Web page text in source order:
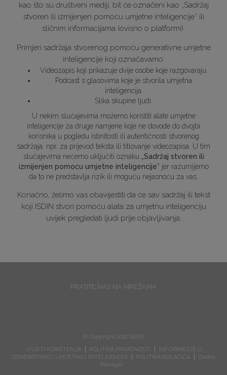
kao što su društveni mediji, bit će označeni kao „Sadržaj
stvoren ili izmijenjen pomoću umjetne inteligencije” ili
sličnim informacijama (ovisno o platformi).
Primjeri sadržaja stvorenog pomoću generativne umjetne
inteligencije koji označavamo:
Videozapis koji prikazuje dvije osobe koje razgovaraju.
Podcast s glasovima koje je stvorila umjetna
inteligencija.
Slika skupine ljudi.
U nekim slučajevima možemo koristiti alate umjetne
inteligencije za druge namjene koje ne dovode do dvojbi
korisnika u pogledu istinitosti ili autentičnosti stvorenog
sadržaja, npr. za prijevod teksta ili titlovanje videozapisa. U tim
slučajevima nećemo uključiti oznaku „Sadržaj stvoren ili
izmijenjen pomoću umjetne inteligencije” jer razumijemo
da to ne predstavlja rizik ili moguću nejasnoću za vas.
Konačno, želimo vas obavijestiti da će sav sadržaj ili tekst
koji ISDIN stvori pomoću alata za umjetnu inteligenciju
uvijek pregledati ljudi prije objavljivanja.
PRATITE NAS NA MREŽAMA
® Copyright 2026 ISDIN
UVJETI KORIŠTENJA
POLITIKA PRIVATNOSTI
INFORMACIJE O
GENERATIVNOJ UMJETNOJ INTELIGENCIJI
POLITIKA KOLAČIĆA
Cookie
Manager